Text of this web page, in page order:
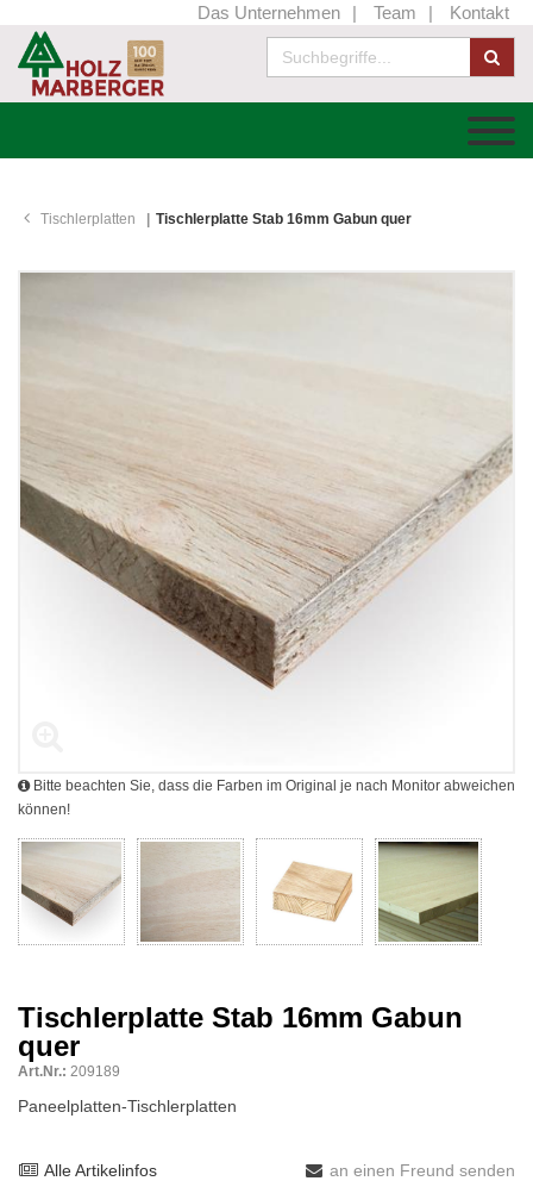
Das Unternehmen Team Kontakt
Tischlerplatten Tischlerplatte Stab 16mm Gabun quer
Bitte beachten Sie, dass die Farben im Original je nach Monitor abweichen
können!
Tischlerplatte Stab 16mm Gabun
quer
Art.Nr.: 209189
Paneelplatten-Tischlerplatten
Alle Artikelinfos an einen Freund senden